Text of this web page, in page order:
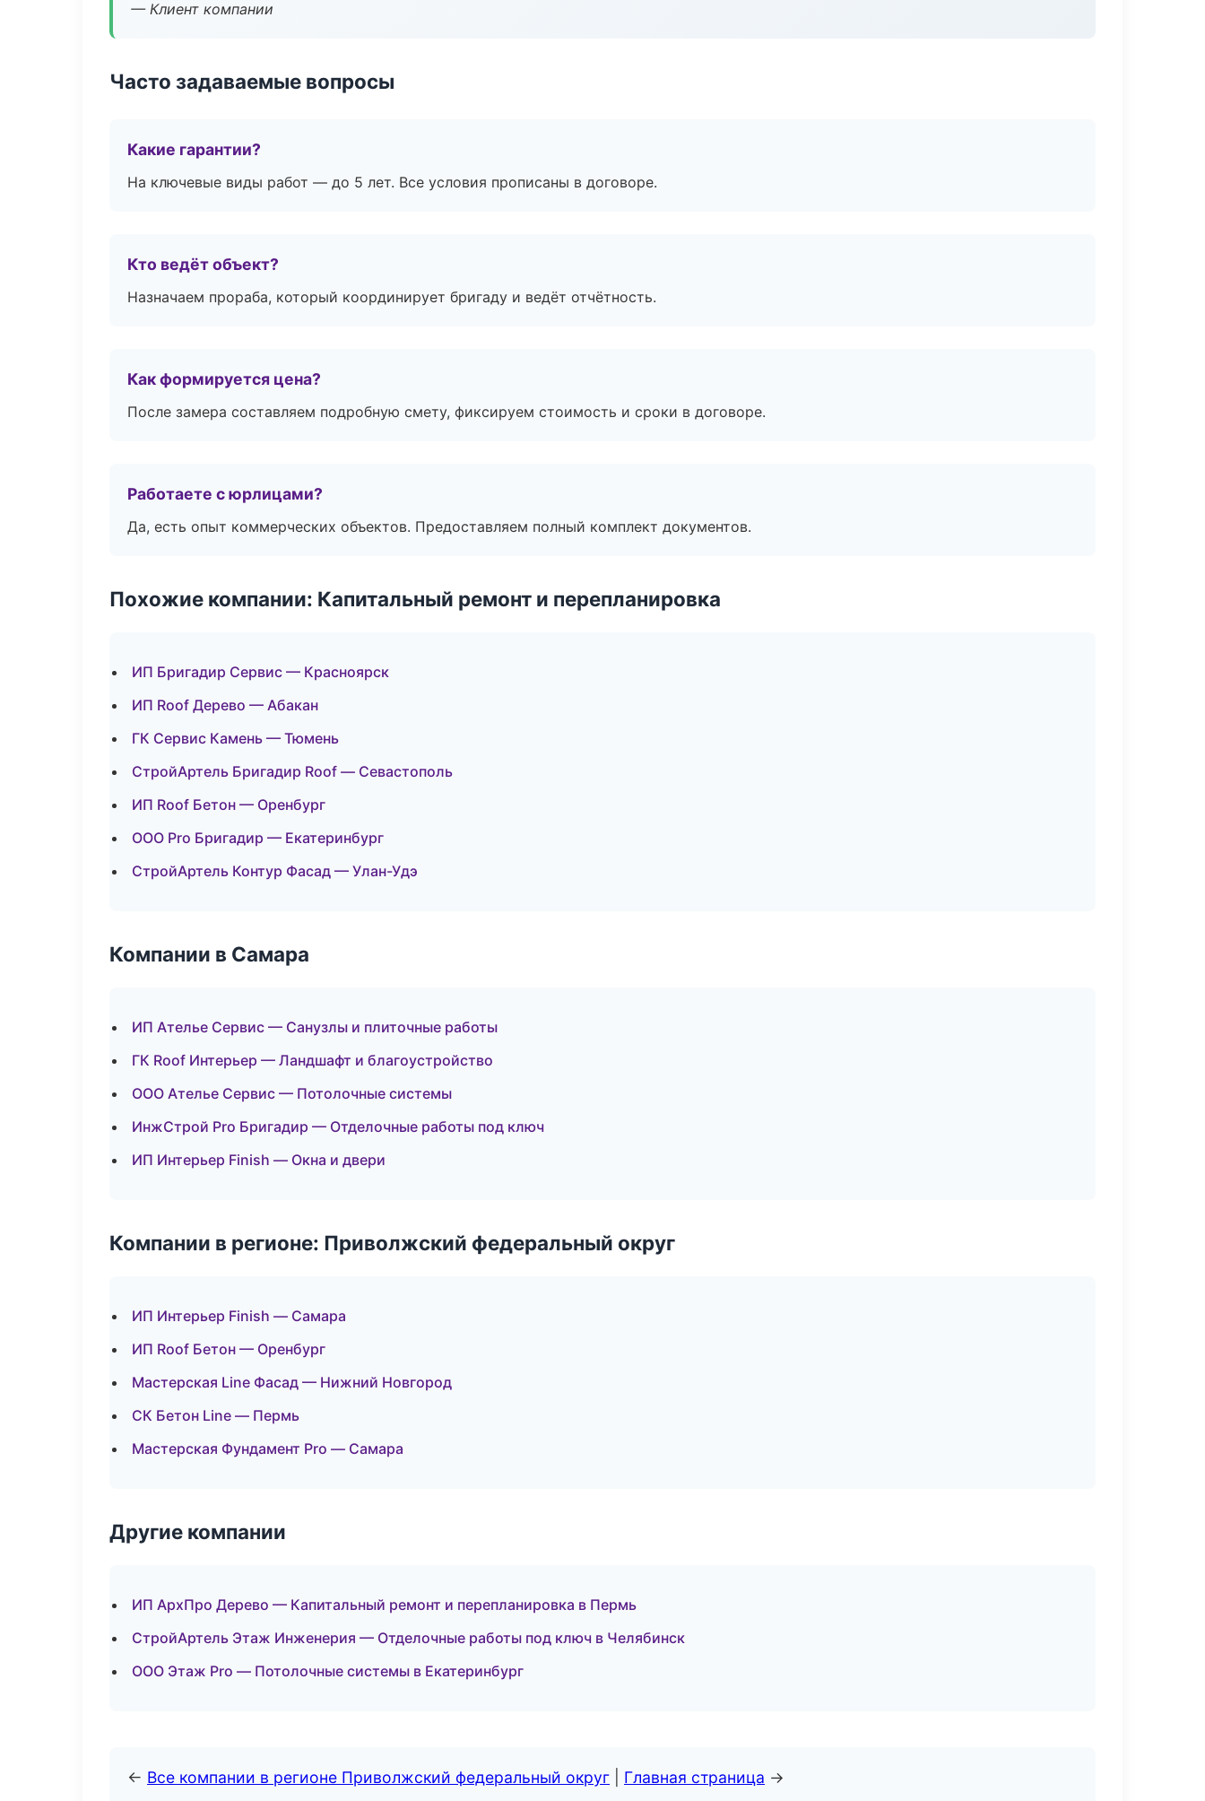
— Клиент компании
Часто задаваемые вопросы
Какие гарантии?
На ключевые виды работ — до 5 лет. Все условия прописаны в договоре.
Кто ведёт объект?
Назначаем прораба, который координирует бригаду и ведёт отчётность.
Как формируется цена?
После замера составляем подробную смету, фиксируем стоимость и сроки в договоре.
Работаете с юрлицами?
Да, есть опыт коммерческих объектов. Предоставляем полный комплект документов.
Похожие компании: Капитальный ремонт и перепланировка
ИП Бригадир Сервис — Красноярск
ИП Roof Дерево — Абакан
ГК Сервис Камень — Тюмень
СтройАртель Бригадир Roof — Севастополь
ИП Roof Бетон — Оренбург
ООО Pro Бригадир — Екатеринбург
СтройАртель Контур Фасад — Улан-Удэ
Компании в Самара
ИП Ателье Сервис — Санузлы и плиточные работы
ГК Roof Интерьер — Ландшафт и благоустройство
ООО Ателье Сервис — Потолочные системы
ИнжСтрой Pro Бригадир — Отделочные работы под ключ
ИП Интерьер Finish — Окна и двери
Компании в регионе: Приволжский федеральный округ
ИП Интерьер Finish — Самара
ИП Roof Бетон — Оренбург
Мастерская Line Фасад — Нижний Новгород
СК Бетон Line — Пермь
Мастерская Фундамент Pro — Самара
Другие компании
ИП АрхПро Дерево — Капитальный ремонт и перепланировка в Пермь
СтройАртель Этаж Инженерия — Отделочные работы под ключ в Челябинск
ООО Этаж Pro — Потолочные системы в Екатеринбург
← Все компании в регионе Приволжский федеральный округ Главная страница →